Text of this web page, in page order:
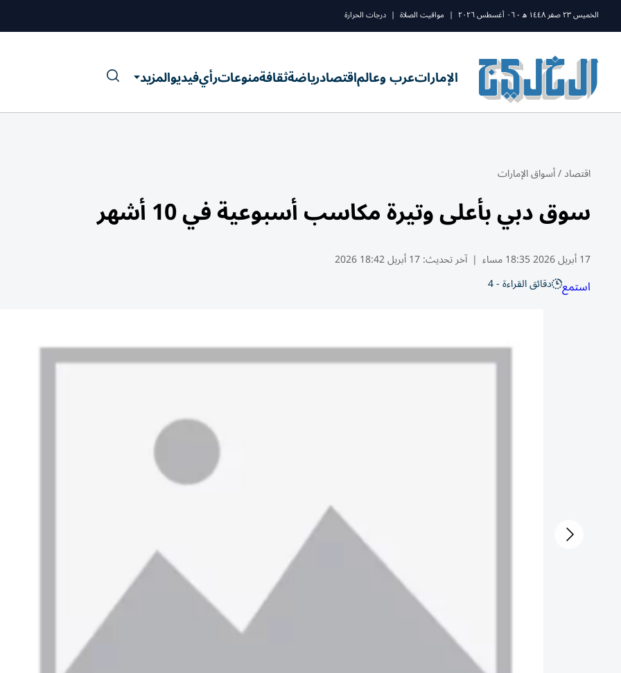
الخميس ٢٣ صفر ١٤٤٨ ه - ٠٦ أغسطس ٢٠٢٦ | مواقيت الصلاة | درجات الحرارة
الإماراتعرب وعالماقتصادرياضةثقافةمنوعاترأيفيديوالمزيد
اقتصاد/أسواق الإمارات
سوق دبي بأعلى وتيرة مكاسب أسبوعية في 10 أشهر
17 أبريل 2026 18:35 مساء | آخر تحديث:17 أبريل 18:42 2026
استمع دقائق القراءة - 4